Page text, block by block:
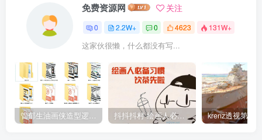
免费资源网 关注
0 2.2W+ 0 4623 131W+
这家伙很懒，什么都没有写...
管郁生油画侠造型逻辑班第一期2019年5月【高清不缺课】 抖抖抖村 绘画人必备习惯2020【画质不错】